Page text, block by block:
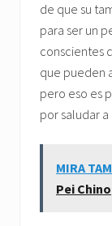
de que su
para ser un
conscientes
que pueden
pero eso es
por saludar a
MIRA
Pei Chino